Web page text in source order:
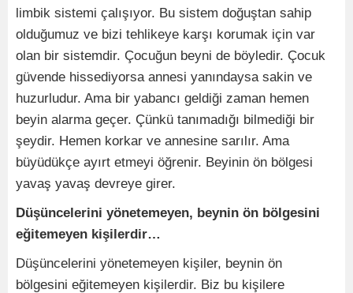
limbik sistemi çalışıyor. Bu sistem doğuştan sahip
olduğumuz ve bizi tehlikeye karşı korumak için var
olan bir sistemdir. Çocuğun beyni de böyledir. Çocuk
güvende hissediyorsa annesi yanındaysa sakin ve
huzurludur. Ama bir yabancı geldiği zaman hemen
beyin alarma geçer. Çünkü tanımadığı bilmediği bir
şeydir. Hemen korkar ve annesine sarılır. Ama
büyüdükçe ayırt etmeyi öğrenir. Beyinin ön bölgesi
yavaş yavaş devreye girer.
Düşüncelerini yönetemeyen, beynin ön bölgesini
eğitemeyen kişilerdir…
Düşüncelerini yönetemeyen kişiler, beynin ön
bölgesini eğitemeyen kişilerdir. Biz bu kişilere